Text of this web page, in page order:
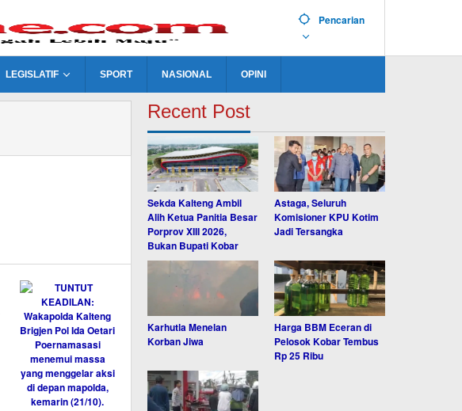
Pencarian
LEGISLATIF SPORT NASIONAL OPINI
Recent Post
Sekda Kalteng Ambil
Alih Ketua Panitia Besar
Porprov XIII 2026,
Bukan Bupati Kobar
Astaga, Seluruh
Komisioner KPU Kotim
Jadi Tersangka
Karhutla Menelan
Korban Jiwa
Harga BBM Eceran di
Pelosok Kobar Tembus
Rp 25 Ribu